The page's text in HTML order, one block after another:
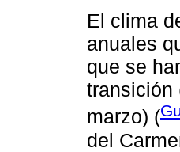
El clima
anuales
que se
transición
marzo) (
del